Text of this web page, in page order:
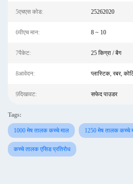
5एचएस कोड: 25262020
6पीएच मान: 8 ~ 10
7पैकेट: 25 किग्रा / बैग
8आवेदन: प्लास्टिक, रबर,
9दिखावट: सफेद पाउडर
Tags:
1000 मेष तालक कच्चे माल 1250 मेष तालक कच्चे
कच्चे तालक एसिड प्रतिरोध